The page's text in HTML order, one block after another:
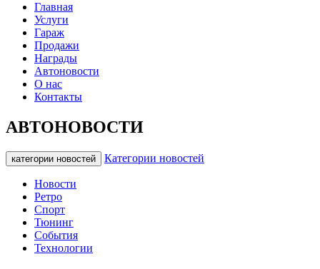
Главная
Услуги
Гараж
Продажи
Награды
Автоновости
О нас
Контакты
АВТОНОВОСТИ
категории новостей Категории новостей
Новости
Ретро
Спорт
Тюнинг
События
Технологии